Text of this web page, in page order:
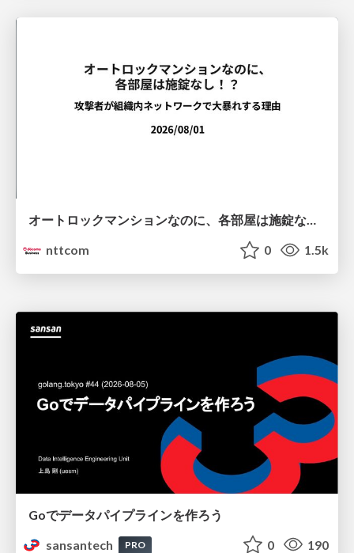
オートロックマンションなのに、各部屋は施錠なし！？ 攻撃者が組織内ネットワークで大暴れする理由 / The Front Door Is Locked, but the Rooms Are Wide Open: Why Attackers Move Freely Inside Enterprise Networks
nttcom
0 1.5k
Goでデータパイプラインを作ろう
sansantech
PRO 0 190